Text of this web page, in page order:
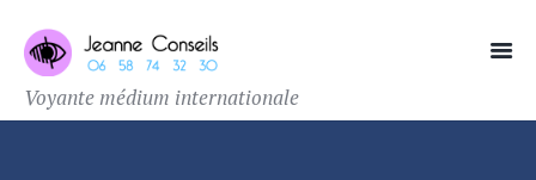
Voyante médium internationale